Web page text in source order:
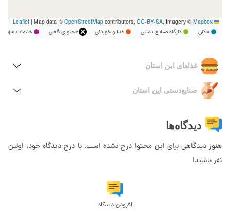
Leaflet
| Map data © OpenStreetMapcontributors, CC-BY-SA, Imagery © Mapbox
مکان کارگاه صنایع دستی غذا و خوردنی محتوای فعلی خدمات
غذاهای این استان
صنایع‌دستی این استان
دیدگاه‌ها
هنوز دیدگاهی برای این محتوا درج نشده است. با درج دیدگاه خود، اولین
نفر باشید!
افزودن دیدگاه